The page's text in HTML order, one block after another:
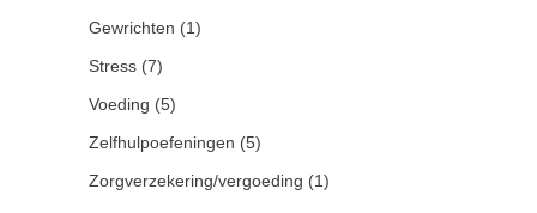
Gewrichten (1)
Stress (7)
Voeding (5)
Zelfhulpoefeningen (5)
Zorgverzekering/vergoeding (1)